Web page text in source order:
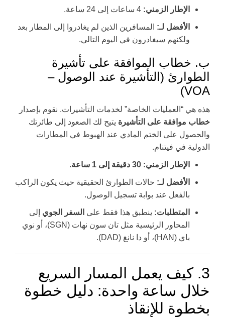
الإطار الزمني:
الأفضل لـ: المسافرين الذين لم يغادروا إلى المطار بعد
ولكنهم سيغادرون في اليوم التالي.
ب. خطاب الموافقة على تأشيرة
الطوارئ (التأشيرة عند الوصول –
VOA)
هذه هي “العمليات الخاصة” لخدمات التأشيرات. نقوم بإصدار
خطاب موافقة على التأشيرة يتيح لك الصعود إلى طائرتك
والحصول على الختم المادي عند الهبوط في المطارات
الدولية في فيتنام.
الإطار الزمني: 30 دقيقة إلى 1 ساعة.
الأفضل لـ: حالات الطوارئ الحقيقية حيث يكون الراكب
بالفعل عند بوابة تسجيل الوصول.
المتطلبات: ينطبق هذا فقط على السفر الجوي إلى
المحاور الرئيسية مثل تان سون نهات (SGN)، أو نوي
باي (HAN)، أو دا نانغ (DAD).
3. كيف يعمل المسار السريع
خلال ساعة واحدة: دليل خطوة
بخطوة للإنقاذ